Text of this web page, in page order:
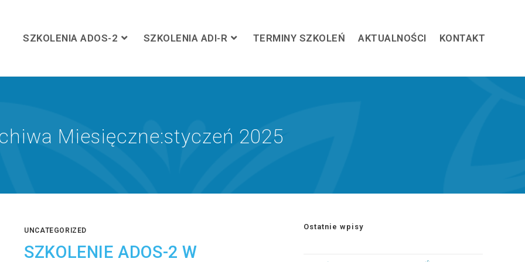
SZKOLENIA ADOS-2 SZKOLENIA ADI-R TERMINY SZKOLEŃ AKTUALNOŚCI KONTAKT
Miesięczne:styczeń 2025
UNCATEGORIZED
SZKOLENIE ADOS-2 W
Ostatnie wpisy